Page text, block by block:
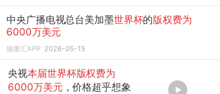
中央广播电视总台美加墨世界杯的版权费为
6000万美元
格隆汇APP 2026-05-15
央视本届世界杯版权费为
6000万美元 ，价格超乎想象